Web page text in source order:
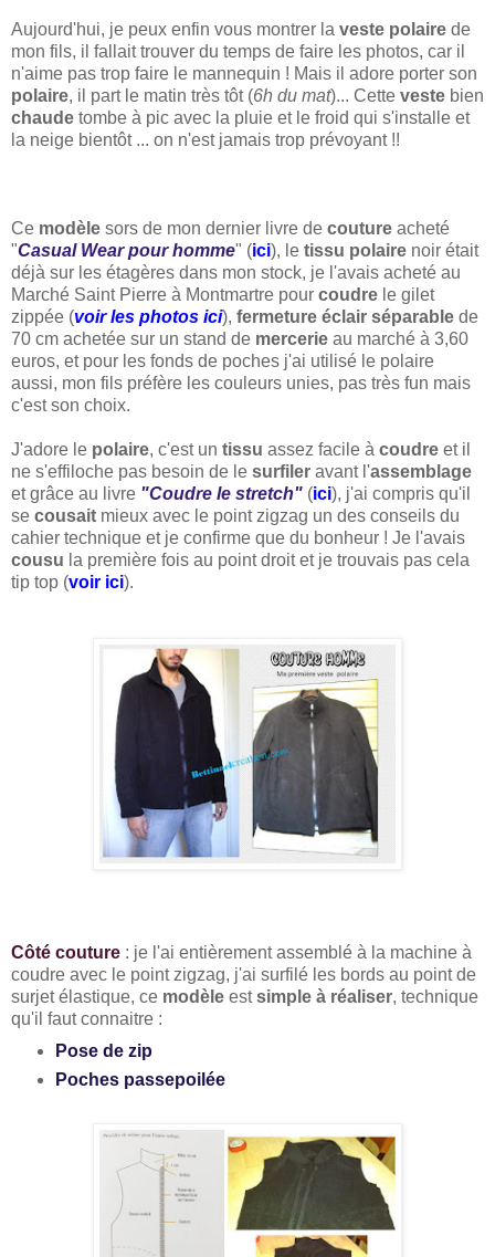
Aujourd'hui, je peux enfin vous montrer la veste polaire de
mon fils, il fallait trouver du temps de faire les photos, car il
n'aime pas trop faire le mannequin ! Mais il adore porter son
polaire, il part le matin très tôt (6h du mat)... Cette veste bien
chaude tombe à pic avec la pluie et le froid qui s'installe et
la neige bientôt ... on n'est jamais trop prévoyant !!
Ce modèle sors de mon dernier livre de couture acheté
"Casual Wear pour homme" (ici), le tissu polaire noir était
déjà sur les étagères dans mon stock, je l'avais acheté au
Marché Saint Pierre à Montmartre pour coudre le gilet
zippée (voir les photos ici), fermeture éclair séparable de
70 cm achetée sur un stand de mercerie au marché à 3,60
euros, et pour les fonds de poches j'ai utilisé le polaire
aussi, mon fils préfère les couleurs unies, pas très fun mais
c'est son choix.
J'adore le polaire, c'est un tissu assez facile à coudre et il
ne s'effiloche pas besoin de le surfiler avant l'assemblage
et grâce au livre "Coudre le stretch" (ici), j'ai compris qu'il
se cousait mieux avec le point zigzag un des conseils du
cahier technique et je confirme que du bonheur ! Je l'avais
cousu la première fois au point droit et je trouvais pas cela
tip top (voir ici).
Côté couture : je l'ai entièrement assemblé à la machine à
coudre avec le point zigzag, j'ai surfilé les bords au point de
surjet élastique, ce modèle estsimple à réaliser, technique
qu'il faut connaitre :
Pose de zip
Poches passepoilée